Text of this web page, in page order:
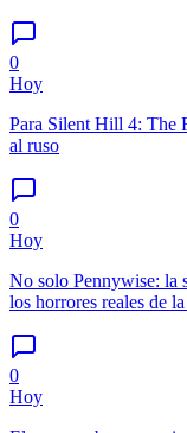
0
Hoy
Para Silent Hill 4: The
al ruso
0
Hoy
No solo Pennywise: la
los horrores reales de
0
Hoy